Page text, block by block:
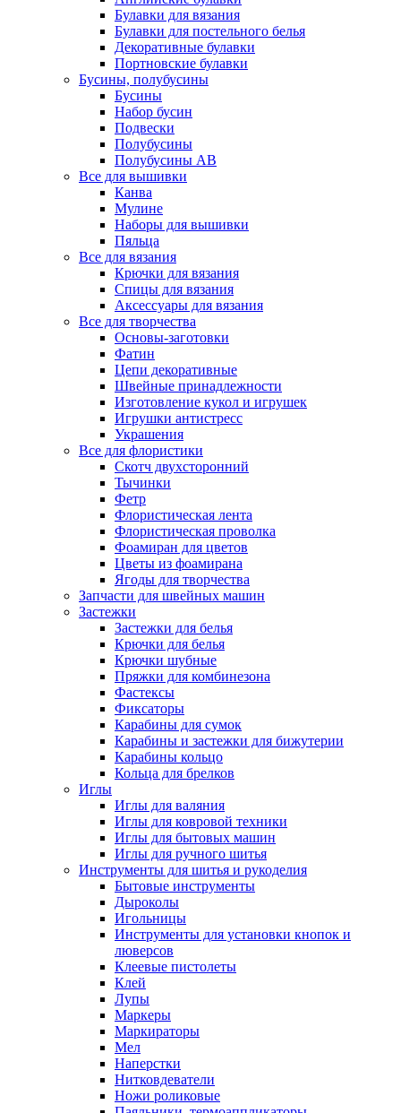
Булавки для вязания
Булавки для постельного белья
Декоративные булавки
Портновские булавки
Бусины, полубусины
Бусины
Набор бусин
Подвески
Полубусины
Полубусины AB
Все для вышивки
Канва
Мулине
Наборы для вышивки
Пяльца
Все для вязания
Крючки для вязания
Спицы для вязания
Аксессуары для вязания
Все для творчества
Основы-заготовки
Фатин
Цепи декоративные
Швейные принадлежности
Изготовление кукол и игрушек
Игрушки антистресс
Украшения
Все для флористики
Скотч двухсторонний
Тычинки
Фетр
Флористическая лента
Флористическая проволка
Фоамиран для цветов
Цветы из фоамирана
Ягоды для творчества
Запчасти для швейных машин
Застежки
Застежки для белья
Крючки для белья
Крючки шубные
Пряжки для комбинезона
Фастексы
Фиксаторы
Карабины для сумок
Карабины и застежки для бижутерии
Карабины кольцо
Кольца для брелков
Иглы
Иглы для валяния
Иглы для ковровой техники
Иглы для бытовых машин
Иглы для ручного шитья
Инструменты для шитья и рукоделия
Бытовые инструменты
Дыроколы
Игольницы
Инструменты для установки кнопок и
люверсов
Клеевые пистолеты
Клей
Лупы
Маркеры
Маркираторы
Мел
Наперстки
Нитковдеватели
Ножи роликовые